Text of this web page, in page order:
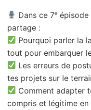
Dans ce 7ᵉ
partage :
Pourquoi parler la
tout pour embarquer
Les erreurs de
tes projets sur le
Comment adapter
compris et légitime en